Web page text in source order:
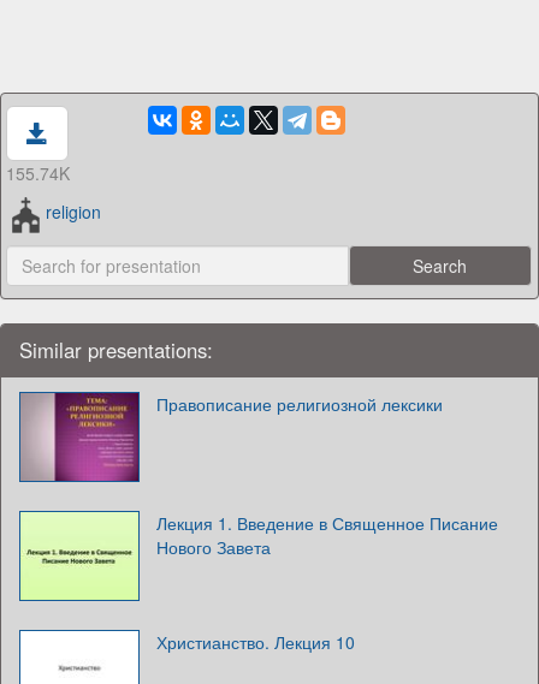
155.74K
religion
Similar presentations:
Правописание религиозной лексики
Лекция 1. Введение в Священное Писание
Нового Завета
Христианство. Лекция 10